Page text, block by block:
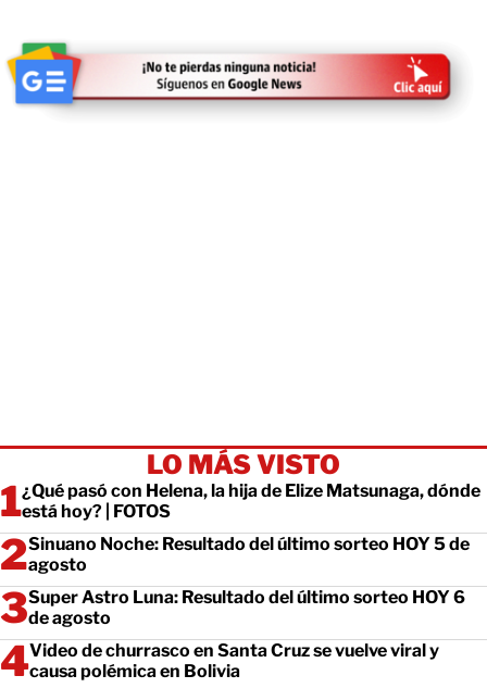
LO MÁS VISTO
¿Qué pasó con Helena, la hija de Elize Matsunaga, dónde
está hoy? | FOTOS
Sinuano Noche: Resultado del último sorteo HOY 5 de
agosto
Super Astro Luna: Resultado del último sorteo HOY 6
de agosto
Video de churrasco en Santa Cruz se vuelve viral y
causa polémica en Bolivia